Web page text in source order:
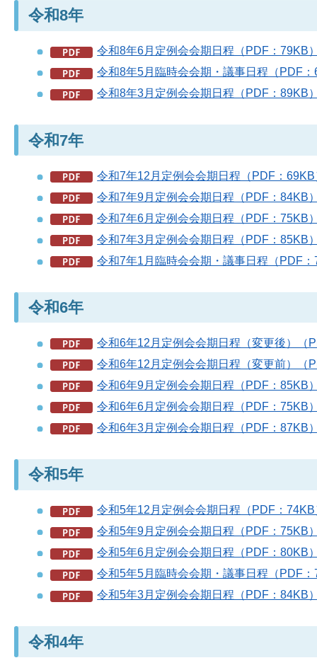
令和8年
令和8年6月定例会会期日程（PDF：79KB）
令和8年5月臨時会会期・議事日程（PDF：
令和8年3月定例会会期日程（PDF：89KB）
令和7年
令和7年12月定例会会期日程（PDF：69KB
令和7年9月定例会会期日程（PDF：84KB）
令和7年6月定例会会期日程（PDF：75KB）
令和7年3月定例会会期日程（PDF：85KB）
令和7年1月臨時会会期・議事日程（PDF：
令和6年
令和6年12月定例会会期日程（変更後）（
令和6年12月定例会会期日程（変更前）（
令和6年9月定例会会期日程（PDF：85KB）
令和6年6月定例会会期日程（PDF：75KB）
令和6年3月定例会会期日程（PDF：87KB）
令和5年
令和5年12月定例会会期日程（PDF：74KB
令和5年9月定例会会期日程（PDF：75KB）
令和5年6月定例会会期日程（PDF：80KB）
令和5年5月臨時会会期・議事日程（PDF：
令和5年3月定例会会期日程（PDF：84KB）
令和4年